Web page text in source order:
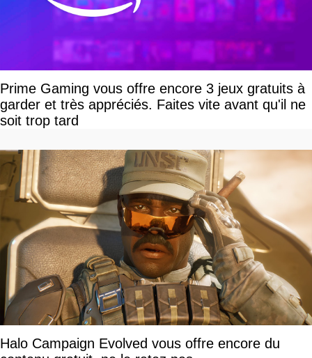
Prime Gaming vous offre encore 3 jeux gratuits à
garder et très appréciés. Faites vite avant qu'il ne
soit trop tard
Halo Campaign Evolved vous offre encore du